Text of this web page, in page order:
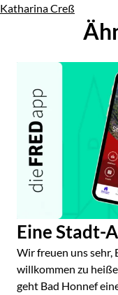
Von
Katharina Creß
Eine Stadt-
Wir freuen uns sehr,
willkommen zu
geht Bad Honnef